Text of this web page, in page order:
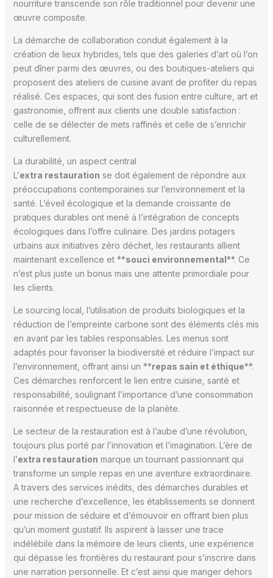
nourriture transcende son rôle traditionnel pour devenir une
œuvre composite.
La démarche de collaboration conduit également à la
création de lieux hybrides, tels que des galeries d’art où l’on
peut dîner parmi des œuvres, ou des boutiques-ateliers qui
proposent des ateliers de cuisine avant de profiter du repas
réalisé. Ces espaces, qui sont des fusion entre culture, art et
gastronomie, offrent aux clients une double satisfaction :
celle de se délecter de mets raffinés et celle de s’enrichir
culturellement.
La durabilité, un aspect central
L’extra restauration se doit également de répondre aux
préoccupations contemporaines sur l’environnement et la
santé. L’éveil écologique et la demande croissante de
pratiques durables ont mené à l’intégration de concepts
écologiques dans l’offre culinaire. Des jardins potagers
urbains aux initiatives zéro déchet, les restaurants allient
maintenant excellence et **souci environnemental**. Ce
n’est plus juste un bonus mais une attente primordiale pour
les clients.
Le sourcing local, l’utilisation de produits biologiques et la
réduction de l’empreinte carbone sont des éléments clés mis
en avant par les tables responsables. Les menus sont
adaptés pour favoriser la biodiversité et réduire l’impact sur
l’environnement, offrant ainsi un **repas sain et éthique**.
Ces démarches renforcent le lien entre cuisine, santé et
responsabilité, soulignant l’importance d’une consommation
raisonnée et respectueuse de la planète.
Le secteur de la restauration est à l’aube d’une révolution,
toujours plus porté par l’innovation et l’imagination. L’ère de
l’extra restauration marque un tournant passionnant qui
transforme un simple repas en une aventure extraordinaire.
A travers des services inédits, des démarches durables et
une recherche d’excellence, les établissements se donnent
pour mission de séduire et d’émouvoir en offrant bien plus
qu’un moment gustatif. Ils aspirent à laisser une trace
indélébile dans la mémoire de leurs clients, une expérience
qui dépasse les frontières du restaurant pour s’inscrire dans
une narration personnelle. Et c’est ainsi que manger dehors